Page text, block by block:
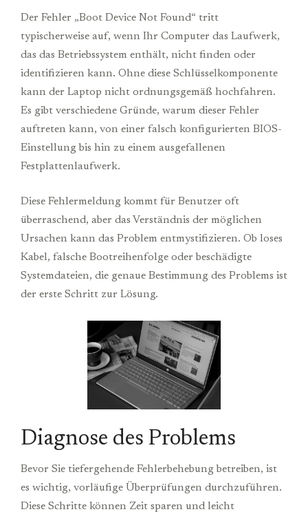
Der Fehler „Boot Device Not Found“ tritt
typischerweise auf, wenn Ihr Computer das Laufwerk,
das das Betriebssystem enthält, nicht finden oder
identifizieren kann. Ohne diese Schlüsselkomponente
kann der Laptop nicht ordnungsgemäß hochfahren.
Es gibt verschiedene Gründe, warum dieser Fehler
auftreten kann, von einer falsch konfigurierten BIOS-
Einstellung bis hin zu einem ausgefallenen
Festplattenlaufwerk.
Diese Fehlermeldung kommt für Benutzer oft
überraschend, aber das Verständnis der möglichen
Ursachen kann das Problem entmystifizieren. Ob loses
Kabel, falsche Bootreihenfolge oder beschädigte
Systemdateien, die genaue Bestimmung des Problems ist
der erste Schritt zur Lösung.
Diagnose des Problems
Bevor Sie tiefergehende Fehlerbehebung betreiben, ist
es wichtig, vorläufige Überprüfungen durchzuführen.
Diese Schritte können Zeit sparen und leicht